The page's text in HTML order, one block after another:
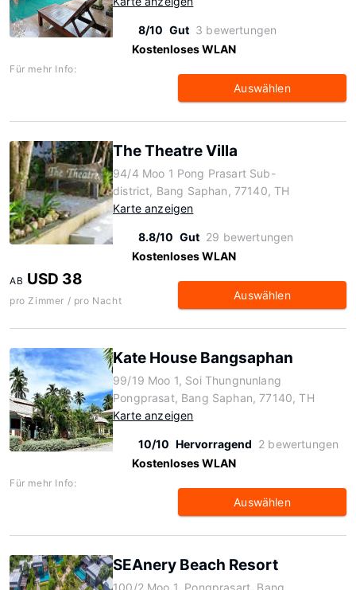
8/10 Gut 3 bewertungen
Kostenloses WLAN
Für mehr Info:
Auswählen
The Theatre Villa
94/4 Moo 1 Pong Prasart Sub-
district, Bang Saphan, 77140, TH
Karte anzeigen
8.8/10 Gut 29 bewertungen
Kostenloses WLAN
AB USD 38
pro Zimmer / pro Nacht Auswählen
Kate House Bangsaphan
99/19 Moo 1, Soi Thungnunlang
Pongprasat, Bang Saphan, 77140, TH
Karte anzeigen
10/10 Hervorragend 2 bewertungen
Kostenloses WLAN
Für mehr Info:
Auswählen
SEAnery Beach Resort
100/2 Moo 1, Pongprasart, Bang